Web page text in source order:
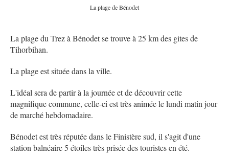
La plage de Bénodet
La plage du Trez à Bénodet se trouve à 25 km des gites de
Tihorbihan.
La plage est située dans la ville.
L'idéal sera de partir à la journée et de découvrir cette
magnifique commune, celle-ci est très animée le lundi matin jour
de marché hebdomadaire.
Bénodet est très réputée dans le Finistère sud, il s'agit d'une
station balnéaire 5 étoiles très prisée des touristes en été.